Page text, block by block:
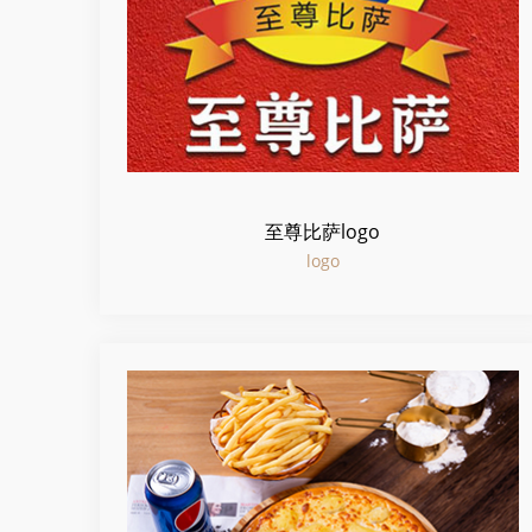
至尊比萨logo
logo